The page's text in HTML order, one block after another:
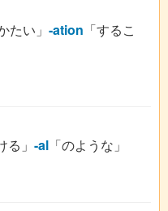
たい」 -ation 「するこ
る」 -al 「のような」